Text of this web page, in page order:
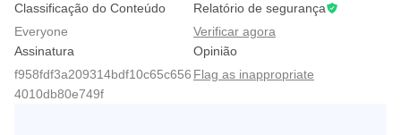
Classificação do Conteúdo
Everyone
Relatório de segurança
Verificar agora
Assinatura
f958fdf3a209314bdf10c65c656
4010db80e749f
Opinião
Flag as inappropriate